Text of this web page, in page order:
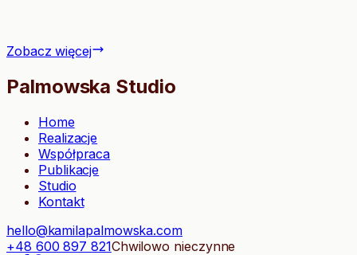
Zobacz więcej
Palmowska Studio
Home
Realizacje
Współpraca
Publikacje
Studio
Kontakt
hello@kamilapalmowska.com
+48 600 897 821Chwilowo nieczynne